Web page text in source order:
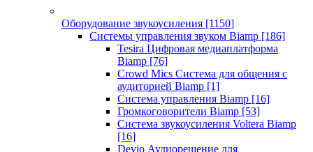
Оборудование звукоусиления [1150]
Системы управления звуком Biamp [186]
Tesira Цифровая медиаплатформа
Biamp [76]
Crowd Mics Система для общения с
аудиторией Biamp [1]
Система управления Biamp [16]
Громкоговорители Biamp [53]
Система звукоусиления Voltera Biamp
[16]
Devio Аудиорешение для